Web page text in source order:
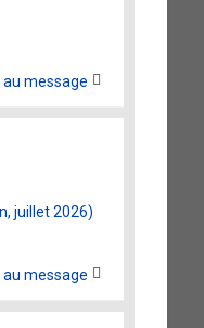
au message
juillet 2026)
au message